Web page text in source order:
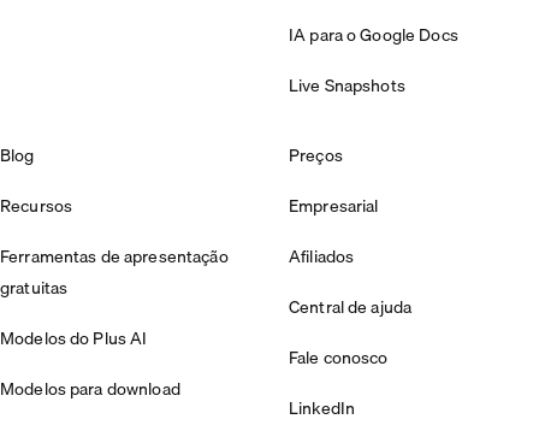
IA para o Google Docs
Live Snapshots
Blog
Recursos
Ferramentas de apresentação
gratuitas
Modelos do Plus AI
Modelos para download
Preços
Empresarial
Afiliados
Central de ajuda
Fale conosco
LinkedIn